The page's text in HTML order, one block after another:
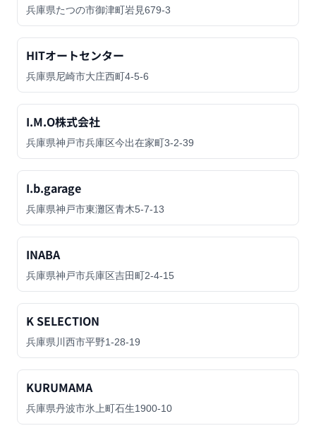
兵庫県たつの市御津町岩見679-3
HITオートセンター
兵庫県尼崎市大庄西町4-5-6
I.M.O株式会社
兵庫県神戸市兵庫区今出在家町3-2-39
I.b.garage
兵庫県神戸市東灘区青木5-7-13
INABA
兵庫県神戸市兵庫区吉田町2-4-15
K SELECTION
兵庫県川西市平野1-28-19
KURUMAMA
兵庫県丹波市氷上町石生1900-10